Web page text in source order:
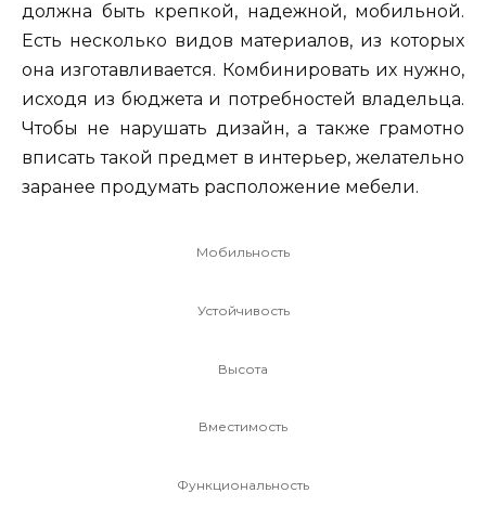
должна быть крепкой, надежной, мобильной.
Есть несколько видов материалов, из которых
она изготавливается. Комбинировать их нужно,
исходя из бюджета и потребностей владельца.
Чтобы не нарушать дизайн, а также грамотно
вписать такой предмет в интерьер, желательно
заранее продумать расположение мебели.
Мобильность
Устойчивость
Высота
Вместимость
Функциональность